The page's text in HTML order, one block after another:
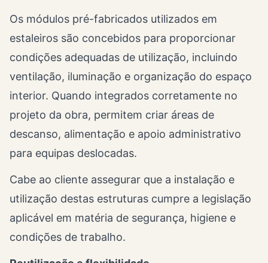
Os módulos pré-fabricados utilizados em
estaleiros são concebidos para proporcionar
condições adequadas de utilização, incluindo
ventilação, iluminação e organização do espaço
interior. Quando integrados corretamente no
projeto da obra, permitem criar áreas de
descanso, alimentação e apoio administrativo
para equipas deslocadas.
Cabe ao cliente assegurar que a instalação e
utilização destas estruturas cumpre a legislação
aplicável em matéria de segurança, higiene e
condições de trabalho.